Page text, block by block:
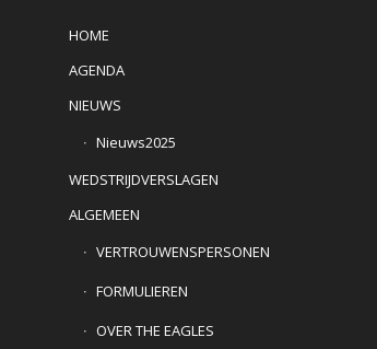
HOME
AGENDA
NIEUWS
Nieuws2025
WEDSTRIJDVERSLAGEN
ALGEMEEN
VERTROUWENSPERSONEN
FORMULIEREN
OVER THE EAGLES